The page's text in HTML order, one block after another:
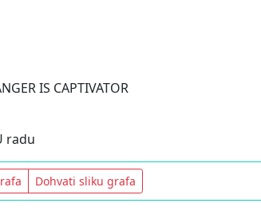
IS CAPTIVATOR
radu
Dohvati sliku grafa